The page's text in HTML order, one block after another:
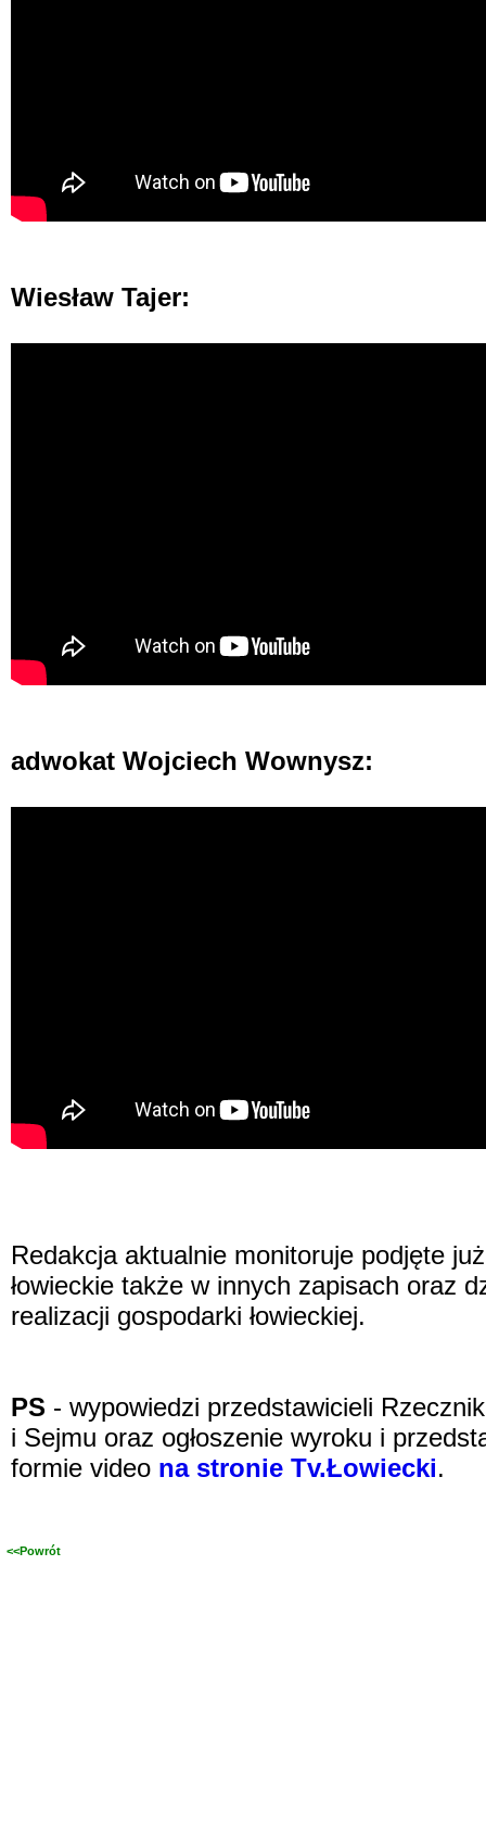
Wiesław Tajer:
adwokat Wojciech Wownysz:
Redakcja aktualnie monitoruje podjęte
łowieckie także w innych zapisach oraz
realizacji gospodarki łowieckiej.
PS - wypowiedzi przedstawicieli
i Sejmu oraz ogłoszenie wyroku i
formie video na stronie Tv.Łowiecki.
<<Powrót